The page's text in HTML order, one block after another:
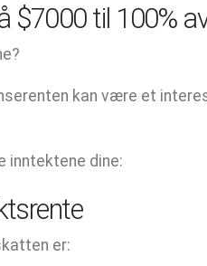
$7000 til 100%
kan være et
inntektene dine:
er: